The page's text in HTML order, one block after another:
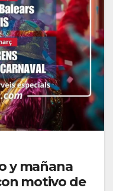
y mañana
motivo de